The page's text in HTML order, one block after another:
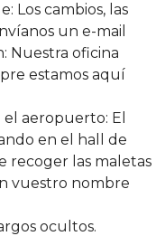
Los cambios, las
un e-mail
Nuestra oficina
estamos aquí
aeropuerto: El
en el hall de
recoger las maletas
vuestro nombre
ocultos.